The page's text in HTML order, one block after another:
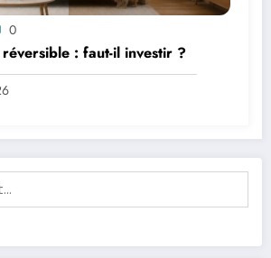
0
: faut-il investir ?